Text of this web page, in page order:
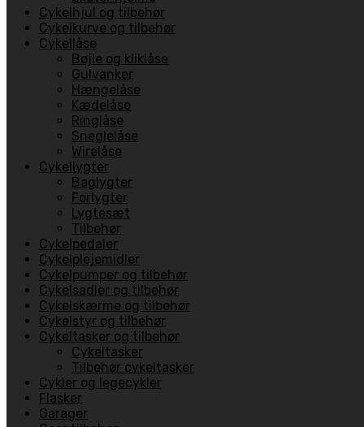
Cykelhjul og tilbehør
Cykelkurve og tilbehør
Cykellåse
Bøjle og kliklåse
Gulvanker
Hængelåse
Kædelåse
Ringlåse
Sneglelåse
Wirelåse
Cykellygter
Baglygter
Forlygter
Lygtesæt
Tilbehør
Cykelpedaler
Cykelplejemidler
Cykelpumper og tilbehør
Cykelsadler og tilbehør
Cykelskærme og tilbehør
Cykelstyr og tilbehør
Cykeltasker og tilbehør
Cykeltasker
Tilbehør cykeltasker
Cykler og legecykler
Flasker
Garager